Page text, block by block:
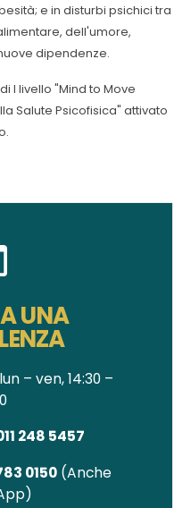
e in disturbi psichici tra
dell'umore,
dipendenze.
I livello "Mind to Move
Salute Psicofisica" attivato
UNA
– ven, 14:30 –
248 5457
0150 (Anche